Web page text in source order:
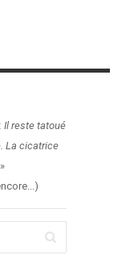
Il reste tatoué
La cicatrice
»